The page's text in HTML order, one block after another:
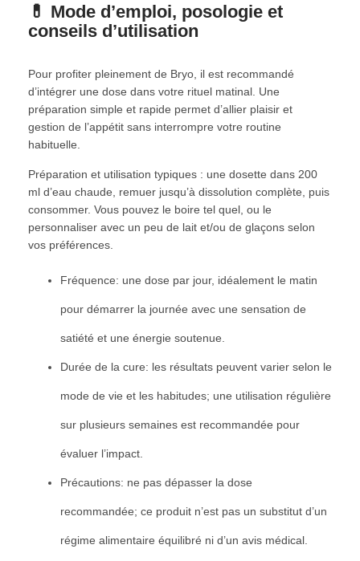
💊 Mode d’emploi, posologie et
conseils d’utilisation
Pour profiter pleinement de Bryo, il est recommandé
d’intégrer une dose dans votre rituel matinal. Une
préparation simple et rapide permet d’allier plaisir et
gestion de l’appétit sans interrompre votre routine
habituelle.
Préparation et utilisation typiques : une dosette dans 200
ml d’eau chaude, remuer jusqu’à dissolution complète, puis
consommer. Vous pouvez le boire tel quel, ou le
personnaliser avec un peu de lait et/ou de glaçons selon
vos préférences.
Fréquence: une dose par jour, idéalement le matin
pour démarrer la journée avec une sensation de
satiété et une énergie soutenue.
Durée de la cure: les résultats peuvent varier selon le
mode de vie et les habitudes; une utilisation régulière
sur plusieurs semaines est recommandée pour
évaluer l’impact.
Précautions: ne pas dépasser la dose
recommandée; ce produit n’est pas un substitut d’un
régime alimentaire équilibré ni d’un avis médical.